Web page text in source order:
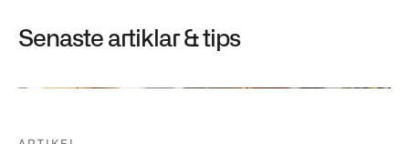
Senaste artiklar & tips